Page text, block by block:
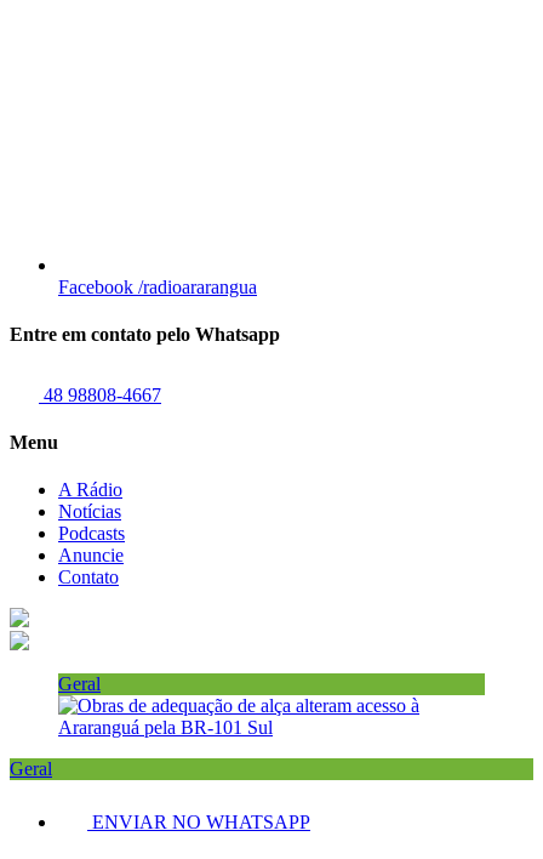
Facebook /radioararangua
Entre em contato pelo Whatsapp
48 98808-4667
Menu
A Rádio
Notícias
Podcasts
Anuncie
Contato
Geral
Geral
ENVIAR NO WHATSAPP